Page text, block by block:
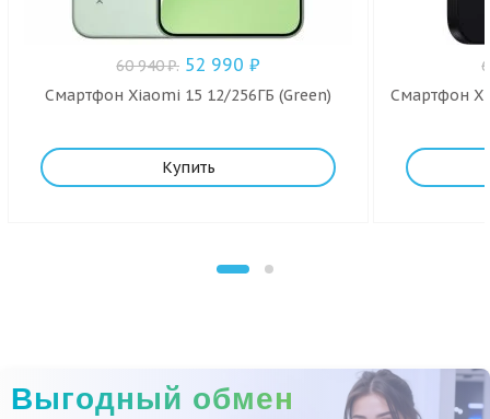
60 940₽. 52 990 ₽
Смартфон Xiaomi 15 12/256ГБ (Green)
Купить
Смартфон
Выгодный обмен